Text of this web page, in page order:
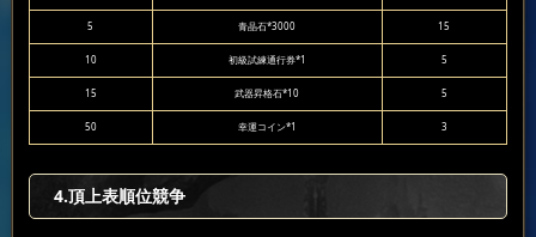
5 青晶石*3000 15
10 初級試練通行券*1 5
15 武器昇格石*10 5
50 幸運コイン*1 3
4.頂上表順位競争